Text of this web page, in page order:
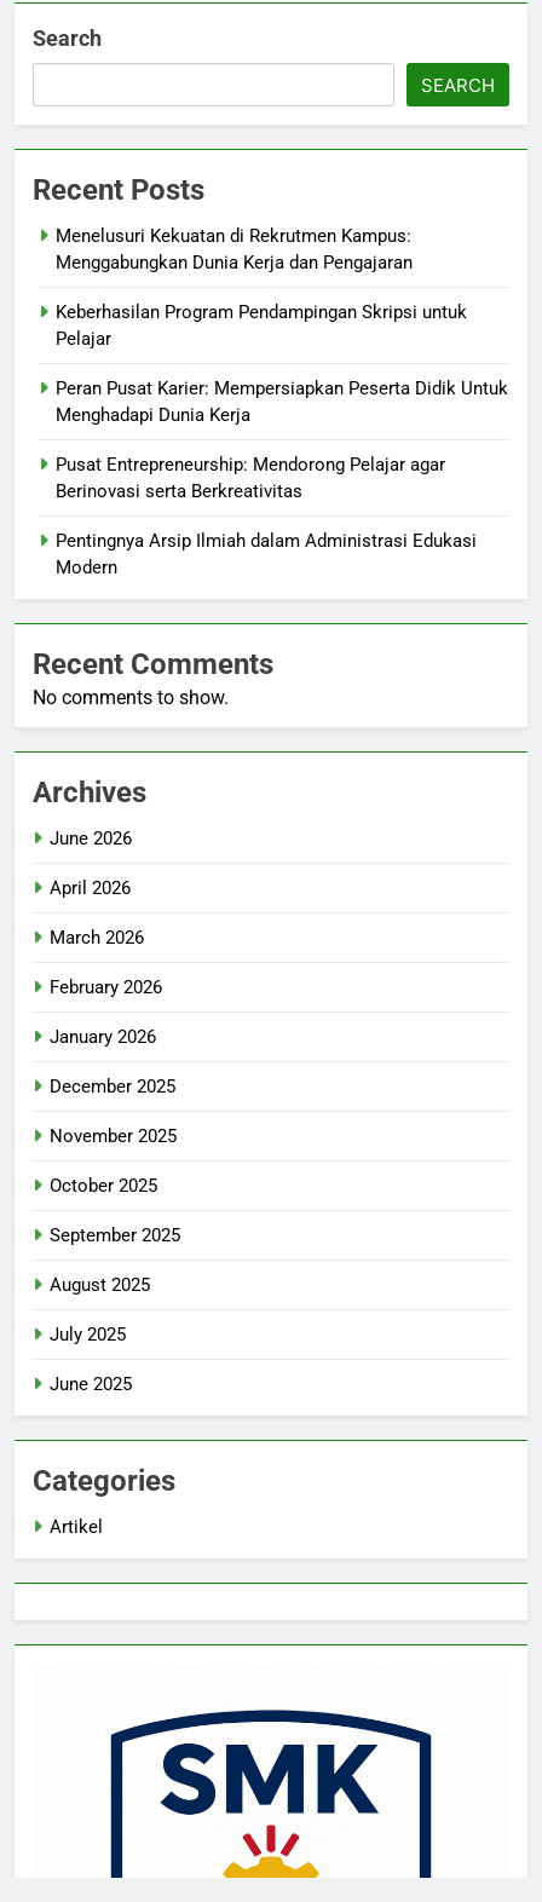
Search
SEARCH
Recent Posts
Menelusuri Kekuatan di Rekrutmen Kampus:
Menggabungkan Dunia Kerja dan Pengajaran
Keberhasilan Program Pendampingan Skripsi untuk
Pelajar
Peran Pusat Karier: Mempersiapkan Peserta Didik Untuk
Menghadapi Dunia Kerja
Pusat Entrepreneurship: Mendorong Pelajar agar
Berinovasi serta Berkreativitas
Pentingnya Arsip Ilmiah dalam Administrasi Edukasi
Modern
Recent Comments
No comments to show.
Archives
June 2026
April 2026
March 2026
February 2026
January 2026
December 2025
November 2025
October 2025
September 2025
August 2025
July 2025
June 2025
Categories
Artikel